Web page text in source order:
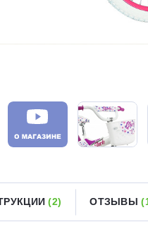
(2) ОТЗЫВЫ